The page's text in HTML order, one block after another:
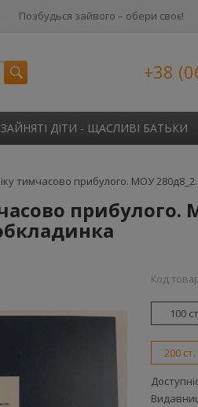
Позбудься зайвого – обери своє!
+38
ЗАЙНЯТІ ДІТИ - ЩАСЛИВІ БАТЬКИ
тимчасово прибулого. МОУ
прибулого.
Код
100
200